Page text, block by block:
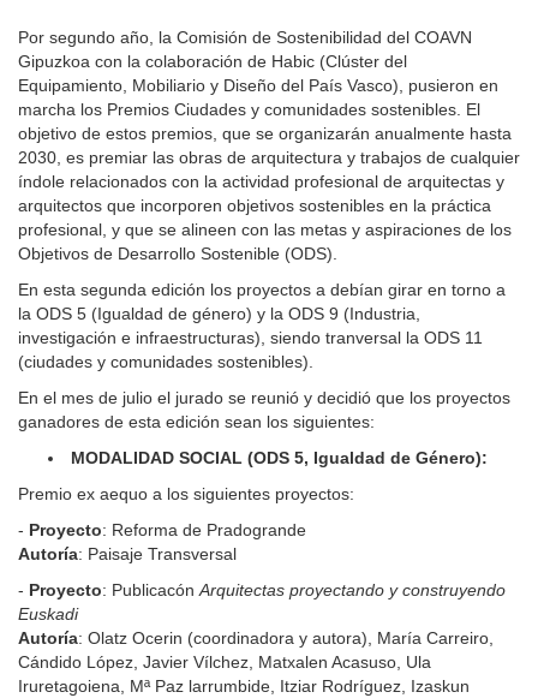
Por segundo año, la Comisión de Sostenibilidad del COAVN
Gipuzkoa con la colaboración de Habic (Clúster del
Equipamiento, Mobiliario y Diseño del País Vasco), pusieron en
marcha los Premios Ciudades y comunidades sostenibles. El
objetivo de estos premios, que se organizarán anualmente hasta
2030, es premiar las obras de arquitectura y trabajos de cualquier
índole relacionados con la actividad profesional de arquitectas y
arquitectos que incorporen objetivos sostenibles en la práctica
profesional, y que se alineen con las metas y aspiraciones de los
Objetivos de Desarrollo Sostenible (ODS).
En esta segunda edición los proyectos a debían girar en torno a
la ODS 5 (Igualdad de género) y la ODS 9 (Industria,
investigación e infraestructuras), siendo tranversal la ODS 11
(ciudades y comunidades sostenibles).
En el mes de julio el jurado se reunió y decidió que los proyectos
ganadores de esta edición sean los siguientes:
MODALIDAD SOCIAL (ODS 5, Igualdad de Género):
Premio ex aequo a los siguientes proyectos:
- Proyecto: Reforma de Pradogrande
Autoría: Paisaje Transversal
- Proyecto: Publicacón Arquitectas proyectando y construyendo
Euskadi
Autoría: Olatz Ocerin (coordinadora y autora), María Carreiro,
Cándido López, Javier Vílchez, Matxalen Acasuso, Ula
Iruretagoiena, Mª Paz larrumbide, Itziar Rodríguez, Izaskun